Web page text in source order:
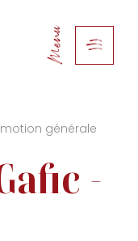
Menu
générale
-